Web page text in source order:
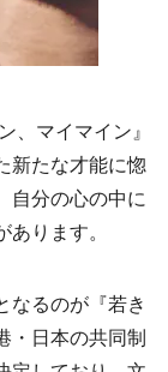
マイマイン』
新たな才能に惚
自分の心の中に
ります。
なるのが『若き
・日本の共同制